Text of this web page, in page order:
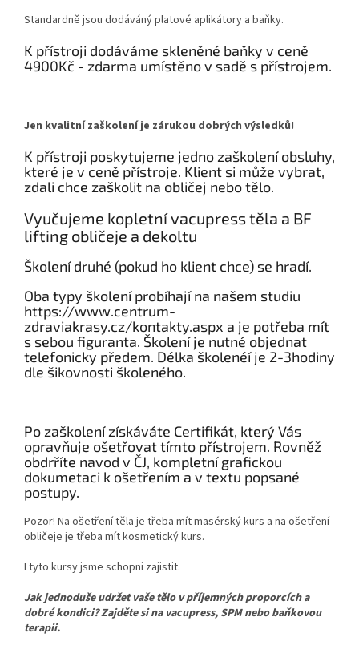
Standardně jsou dodáváný platové aplikátory a baňky.
K přístroji dodáváme skleněné baňky v ceně
4900Kč - zdarma umístěno v sadě s přístrojem.
Jen kvalitní zaškolení je zárukou dobrých výsledků!
K přístroji poskytujeme jedno zaškolení obsluhy,
které je v ceně přístroje. Klient si může vybrat,
zdali chce zaškolit na obličej nebo tělo.
Vyučujeme kopletní vacupress těla a BF
lifting obličeje a dekoltu
Školení druhé (pokud ho klient chce) se hradí.
Oba typy školení probíhají na našem studiu
https://www.centrum-
zdraviakrasy.cz/kontakty.aspx a je potřeba mít
s sebou figuranta. Školení je nutné objednat
telefonicky předem. Délka školenéí je 2-3hodiny
dle šikovnosti školeného.
Po zaškolení získáváte Certifikát, který Vás
opravňuje ošetřovat tímto přístrojem. Rovněž
obdrříte navod v ČJ, kompletní grafickou
dokumetaci k ošetřením a v textu popsané
postupy.
Pozor! Na ošetření těla je třeba mít masérský kurs a na ošetření
obličeje je třeba mít kosmetický kurs.
I tyto kursy jsme schopni zajistit.
Jak jednoduše udržet vaše tělo v příjemných proporcích a
dobré kondici? Zajděte si na vacupress, SPM nebo baňkovou
terapii.